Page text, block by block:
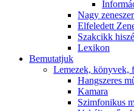
Nagy
Elfeledett
Szakcikk
Lexikon
Bemutatjuk
Lemezek, könyvek,
Hangszeres
Kamara
Szimfonikus